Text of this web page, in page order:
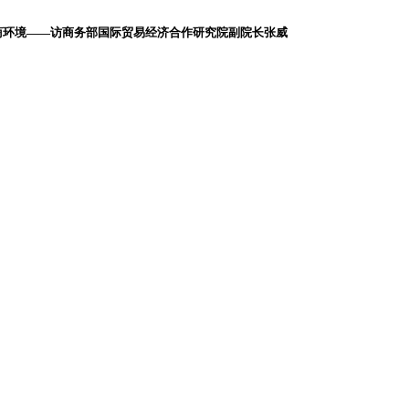
境——访商务部国际贸易经济合作研究院副院长张威